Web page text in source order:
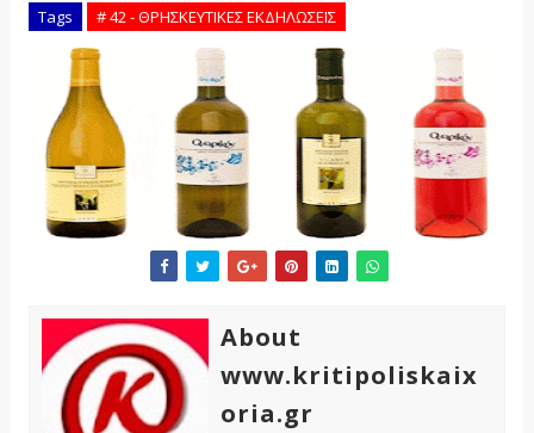
Tags # 42 - ΘΡΗΣΚΕΥΤΙΚΕΣ ΕΚΔΗΛΩΣΕΙΣ
About
www.kritipoliskaix
oria.gr